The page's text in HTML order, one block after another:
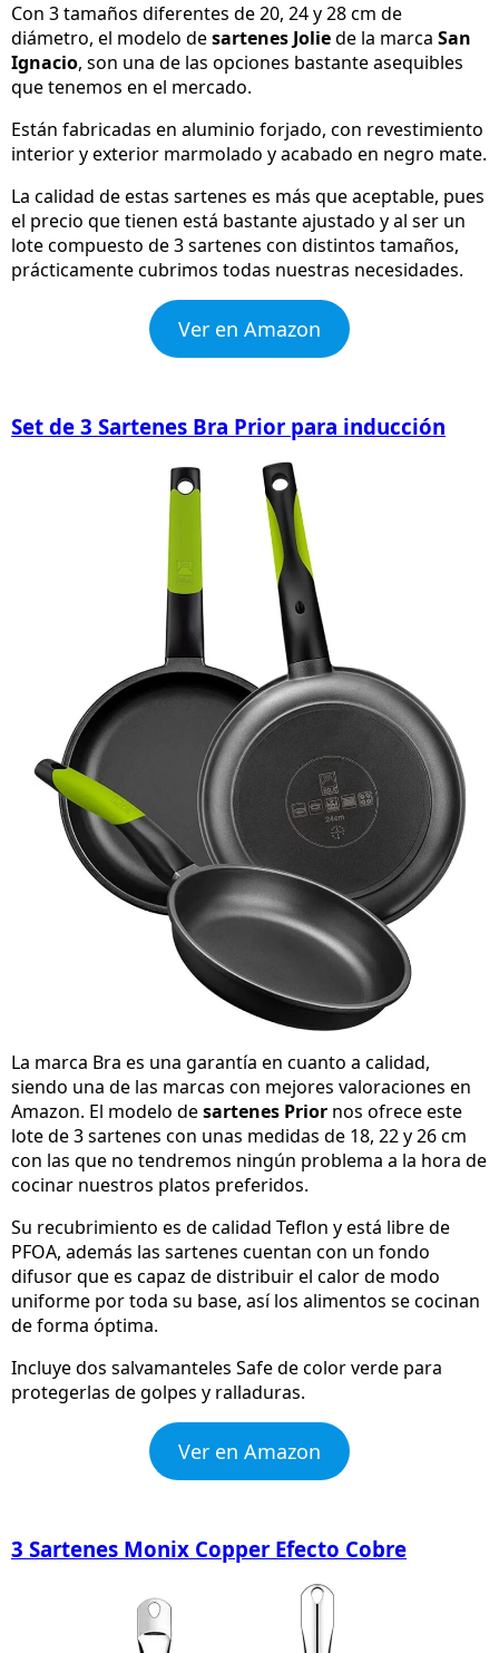
Con 3 tamaños diferentes de 20, 24 y 28 cm de
diámetro, el modelo desartenes Joliede la marca San
Ignacio, son una de las opciones bastante asequibles
que tenemos en el mercado.
Están fabricadas en aluminio forjado, con revestimiento
interior y exterior marmolado y acabado en negro mate.
La calidad de estas sartenes es más que aceptable, pues
el precio que tienen está bastante ajustado y al ser un
lote compuesto de 3 sartenes con distintos tamaños,
prácticamente cubrimos todas nuestras necesidades.
Ver en Amazon
Set de 3 Sartenes Bra Prior para inducción
La marca Bra es una garantía en cuanto a calidad,
siendo una de las marcas con mejores valoraciones en
Amazon. El modelo desartenes Prior nos ofrece este
lote de 3 sartenes con unas medidas de 18, 22 y 26 cm
con las que no tendremos ningún problema a la hora de
cocinar nuestros platos preferidos.
Su recubrimiento es de calidad Teflon y está libre de
PFOA, además las sartenes cuentan con un fondo
difusor que es capaz de distribuir el calor de modo
uniforme por toda su base, así los alimentos se cocinan
de forma óptima.
Incluye dos salvamanteles Safe de color verde para
protegerlas de golpes y ralladuras.
Ver en Amazon
3 Sartenes Monix Copper Efecto Cobre